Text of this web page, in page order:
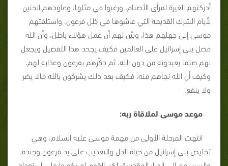
أدركتهم الغيرة لمرأى الأصنام، ورغبوا في مثلها، وعاودهم الحنين
لأيام الشرك القديمة التي عاشوها في ظل فرعون. واستلفتهم
موسى إلى جهلهم هذا، وبيّن لهم أن عمل هؤلاء باطل، وأن الله
فضل بني إسرائيل على العالمين فكيف يجحد هذا التفضيل ويجعل
لهم صنما يعبدونه من دون الله. ثم ذكّرهم بفرعون وعذابه لهم،
وكيف أن الله نجاهم منه، فكيف بعد ذلك يشركون بالله مالا يضر
ولا ينفع.
موعد موسى لملاقاة ربه:
انتهت المرحلة الأولى من مهمة موسى عليه السلام، وهي
تخليص بني إسرائيل من حياة الذل والتعذيب على يد فرعون وجنده.